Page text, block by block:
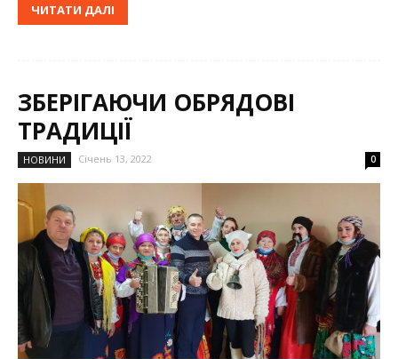
ЧИТАТИ ДАЛІ
ЗБЕРІГАЮЧИ ОБРЯДОВІ
ТРАДИЦІЇ
НОВИНИ Січень 13, 2022 0